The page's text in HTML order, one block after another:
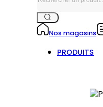
Nos magasins
PRODUITS